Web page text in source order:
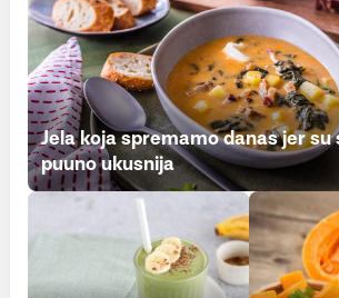
Jela koja spremamo danas jer su
puuno ukusnija